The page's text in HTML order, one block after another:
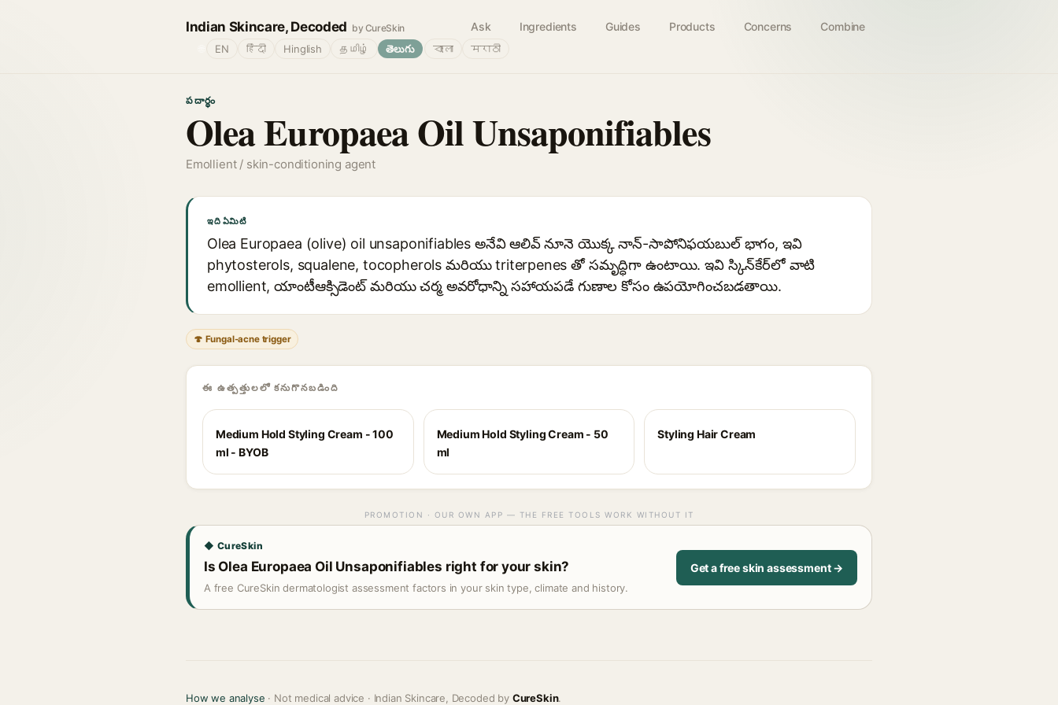
Indian Skincare, Decoded by CureSkin Ask Ingredients Guides Products Concerns Combine
EN हिंदी Hinglish தமிழ் తెలుగు বাংলা मराठी
పదార్థం
Olea Europaea Oil Unsaponifiables
Emollient / skin-conditioning agent
ఇది ఏమిటి
Olea Europaea (olive) oil unsaponifiables అనేవి ఆలివ్ నూనె యొక్క నాన్-సాపోనిఫయబుల్ భాగం, ఇవి
phytosterols, squalene, tocopherols మరియు triterpenes తో సమృద్ధిగా ఉంటాయి. ఇవి స్కిన్‌కేర్‌లో వాటి
emollient, యాంటీఆక్సిడెంట్ మరియు చర్మ అవరోధాన్ని సహాయపడే గుణాల కోసం ఉపయోగించబడతాయి.
🍄 Fungal-acne trigger
ఈ ఉత్పత్తులలో కనుగొనబడింది
Medium Hold Styling Cream - 100
ml - BYOB
Medium Hold Styling Cream - 50
ml
Styling Hair Cream
PROMOTION · OUR OWN APP — THE FREE TOOLS WORK WITHOUT IT
◆ CureSkin
Is Olea Europaea Oil Unsaponifiables right for your skin?
A free CureSkin dermatologist assessment factors in your skin type, climate and history.
Get a free skin assessment →
How we analyse · Not medical advice · Indian Skincare, Decoded by CureSkin.